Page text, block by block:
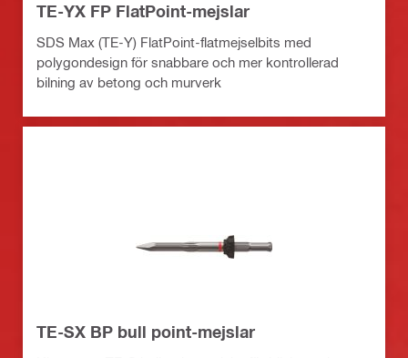
TE-YX FP FlatPoint-mejslar
SDS Max (TE-Y) FlatPoint-flatmejselbits med
polygondesign för snabbare och mer kontrollerad
bilning av betong och murverk
TE-SX BP bull point-mejslar